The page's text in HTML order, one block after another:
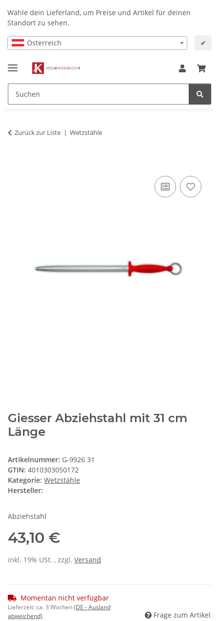
Wähle dein Lieferland, um Preise und Artikel für deinen
Standort zu sehen.
Österreich ✔
Zurück zur Liste Wetzstähle
Giesser Abziehstahl mit 31 cm
Länge
Artikelnummer: G-9926 31
GTIN: 4010303050172
Kategorie: Wetzstähle
Hersteller:
Abziehstahl
43,10 €
inkl. 19% USt. , zzgl. Versand
Momentan nicht verfügbar
Lieferzeit:ca. 3 Wochen(DE - Ausland
abweichend)
Frage zum Artikel